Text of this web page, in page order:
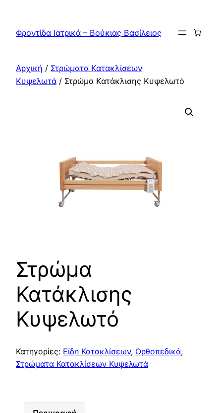
περιεχόμενο
Φροντίδα Ιατρικά – Βούκιας Βασίλειος
Αρχική / Στρώματα Κατακλίσεων
Κυψελωτά / Στρώμα Κατάκλισης Κυψελωτό
Στρώμα
Κατάκλισης
Κυψελωτό
Κατηγορίες: Είδη Κατακλίσεων, Ορθοπεδικά,
Στρώματα Κατακλίσεων Κυψελωτά